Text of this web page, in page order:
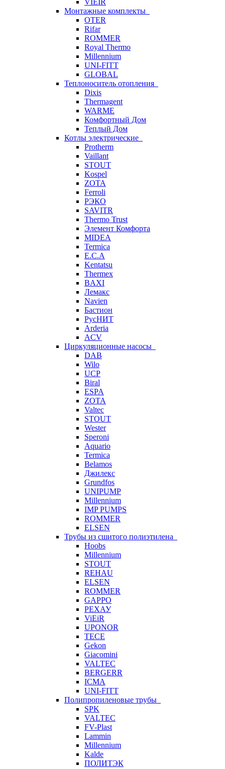
VIEIR
Монтажные комплекты
OTER
Rifar
ROMMER
Royal Thermo
Millennium
UNI-FITT
GLOBAL
Теплоноситель отопления
Dixis
Thermagent
WARME
Комфортный Дом
Теплый Дом
Котлы электрические
Protherm
Vaillant
STOUT
Kospel
ZOTA
Ferroli
РЭКО
SAVITR
Thermo Trust
Элемент Комфорта
MIDEA
Termica
E.C.A
Kentatsu
Thermex
BAXI
Лемакс
Navien
Бастион
РусНИТ
Arderia
ACV
Циркуляционные насосы
DAB
Wilo
UCP
Biral
ESPA
ZOTA
Valtec
STOUT
Wester
Speroni
Aquario
Termica
Belamos
Джилекс
Grundfos
UNIPUMP
Millennium
IMP PUMPS
ROMMER
ELSEN
Трубы из сшитого полиэтилена
Hoobs
Millennium
STOUT
REHAU
ELSEN
ROMMER
GAPPO
РЕХАУ
ViEiR
UPONOR
TECE
Gekon
Giacomini
VALTEC
BERGERR
ICMA
UNI-FITT
Полипропиленовые трубы
SPK
VALTEC
FV-Plast
Lammin
Millennium
Kalde
ПОЛИТЭК